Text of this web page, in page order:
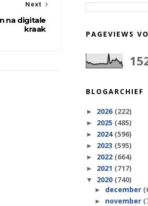
Next
na digitale
kraak
PAGEVIEWS
BLOGARCHIEF
► 2026 (222)
► 2025 (485)
► 2024 (596)
► 2023 (595)
► 2022 (664)
► 2021 (717)
▼ 2020 (740)
► december
► november